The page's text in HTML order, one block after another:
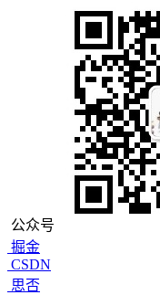
公众号
掘金
CSDN
思否